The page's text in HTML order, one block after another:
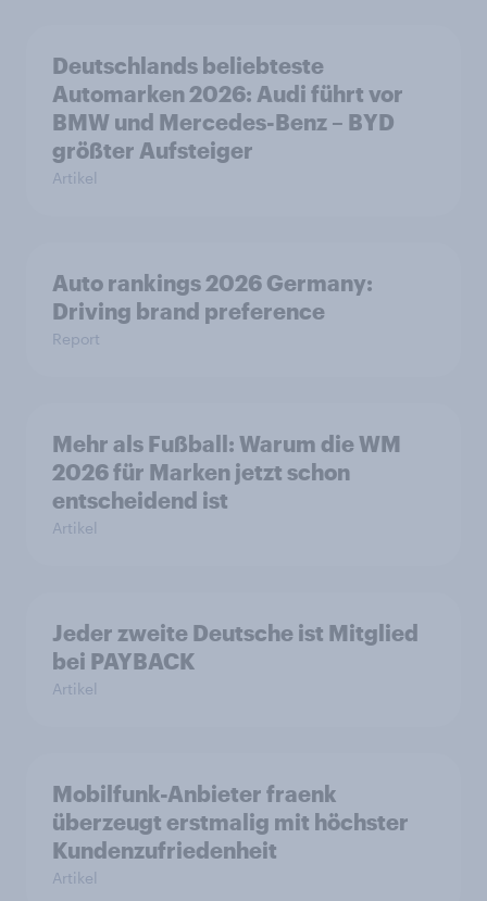
Deutschlands beliebteste
Automarken 2026: Audi führt vor
BMW und Mercedes-Benz – BYD
größter Aufsteiger
Artikel
Auto rankings 2026 Germany:
Driving brand preference
Report
Mehr als Fußball: Warum die WM
2026 für Marken jetzt schon
entscheidend ist
Artikel
Jeder zweite Deutsche ist Mitglied
bei PAYBACK
Artikel
Mobilfunk-Anbieter fraenk
überzeugt erstmalig mit höchster
Kundenzufriedenheit
Artikel